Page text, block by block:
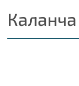
Каланча